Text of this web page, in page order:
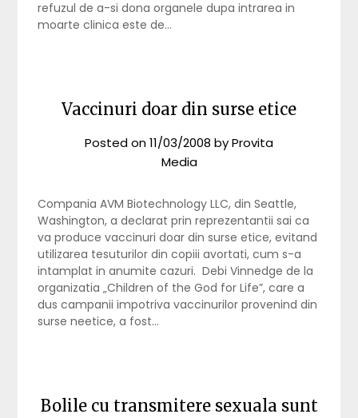
refuzul de a-si dona organele dupa intrarea in
moarte clinica este de…
Vaccinuri doar din surse etice
Posted on11/03/2008 byProvita
Media
Compania AVM Biotechnology LLC, din Seattle,
Washington, a declarat prin reprezentantii sai ca
va produce vaccinuri doar din surse etice, evitand
utilizarea tesuturilor din copiii avortati, cum s-a
intamplat in anumite cazuri. Debi Vinnedge de la
organizatia „Children of the God for Life”, care a
dus campanii impotriva vaccinurilor provenind din
surse neetice, a fost…
Bolile cu transmitere sexuala sunt